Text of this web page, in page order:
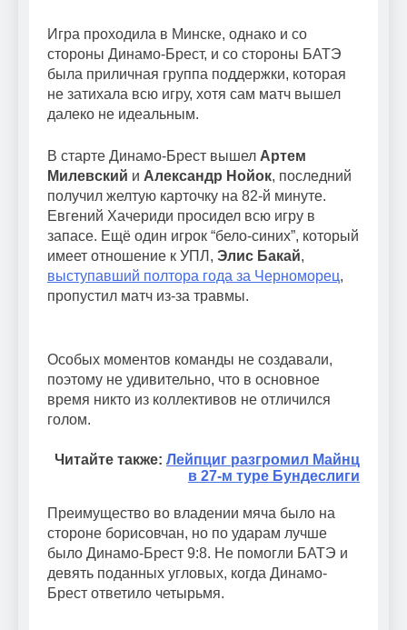
Игра проходила в Минске, однако и со
стороны Динамо-Брест, и со стороны БАТЭ
была приличная группа поддержки, которая
не затихала всю игру, хотя сам матч вышел
далеко не идеальным.
В старте Динамо-Брест вышел Артем
Милевский и Александр Нойок, последний
получил желтую карточку на 82-й минуте.
Евгений Хачериди просидел всю игру в
запасе. Ещё один игрок “бело-синих”, который
имеет отношение к УПЛ, Элис Бакай,
выступавший полтора года за Черноморец,
пропустил матч из-за травмы.
Особых моментов команды не создавали,
поэтому не удивительно, что в основное
время никто из коллективов не отличился
голом.
Читайте также: Лейпциг разгромил Майнц
в 27-м туре Бундеслиги
Преимущество во владении мяча было на
стороне борисовчан, но по ударам лучше
было Динамо-Брест 9:8. Не помогли БАТЭ и
девять поданных угловых, когда Динамо-
Брест ответило четырьмя.